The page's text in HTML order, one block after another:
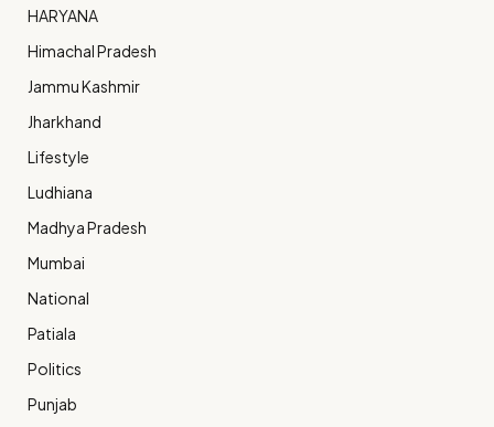
HARYANA
Himachal Pradesh
Jammu Kashmir
Jharkhand
Lifestyle
Ludhiana
Madhya Pradesh
Mumbai
National
Patiala
Politics
Punjab